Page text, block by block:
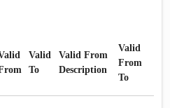
Valid
To
Valid From
Description
Valid
From
To